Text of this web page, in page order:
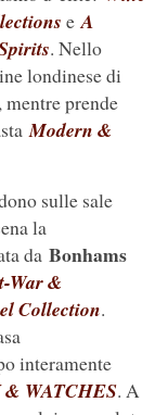
e A
. Nello
londinese di
, mentre prende
Modern &
sulle sale
la
da Bonhams
War &
Collection.
interamente
WATCHES. A